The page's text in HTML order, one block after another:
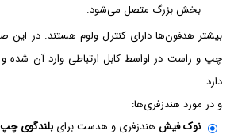
بخش بزرگ متصل می‌شود.
چپ و راست در اواسط کابل ارتباطی وارد آن
دارد.
و در مورد هندزفری‌ها:
نوک فیش هندزفری و هدست برای بلندگوی چپ